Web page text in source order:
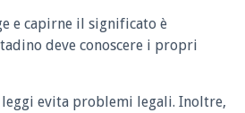
e capirne il significato è
deve conoscere i propri
leggi evita problemi legali. Inoltre,